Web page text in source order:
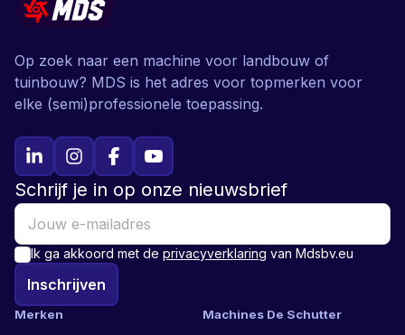
Op zoek naar een machine voor landbouw of
tuinbouw? MDS is het adres voor topmerken voor
elke (semi)professionele toepassing.
Merken Machines De Schutter
Schrijf je in op onze nieuwsbrief
Ik ga akkoord met de privacyverklaring van Mdsbv.eu
Inschrijven